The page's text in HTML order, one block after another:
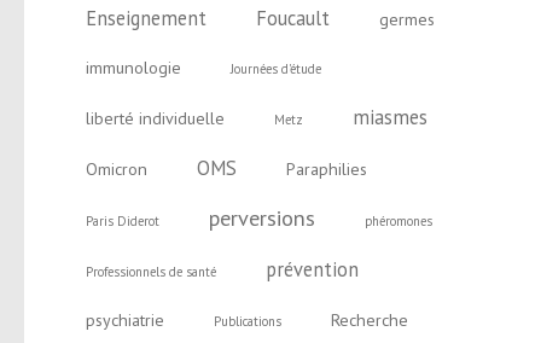
Enseignement Foucault germes
immunologie Journées d'étude
liberté individuelle Metz miasmes
Omicron OMS Paraphilies
Paris Diderot perversions phéromones
Professionnels de santé prévention
psychiatrie Publications Recherche